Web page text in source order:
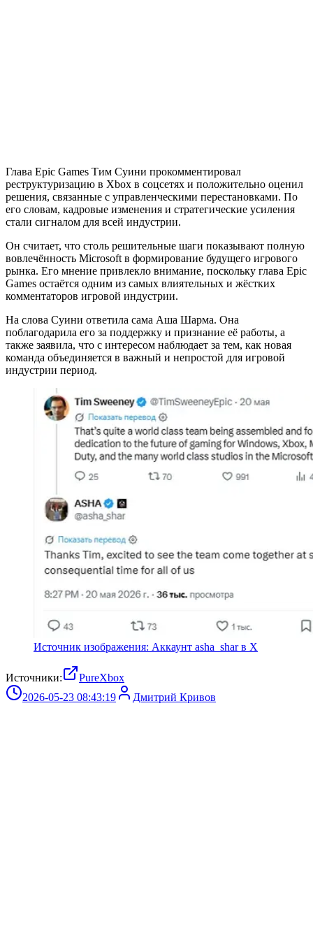
Глава Epic Games Тим Суини прокомментировал
реструктуризацию в Xbox в соцсетях и положительно оценил
решения, связанные с управленческими перестановками. По
его словам, кадровые изменения и стратегические усиления
стали сигналом для всей индустрии.
Он считает, что столь решительные шаги показывают полную
вовлечённость Microsoft в формирование будущего игрового
рынка. Его мнение привлекло внимание, поскольку глава Epic
Games остаётся одним из самых влиятельных и жёстких
комментаторов игровой индустрии.
На слова Суини ответила сама Аша Шарма. Она
поблагодарила его за поддержку и признание её работы, а
также заявила, что с интересом наблюдает за тем, как новая
команда объединяется в важный и непростой для игровой
индустрии период.
Источник изображения: Аккаунт asha_shar в X
Источники:
PureXbox
2026-05-23 08:43:19
Дмитрий Кривов